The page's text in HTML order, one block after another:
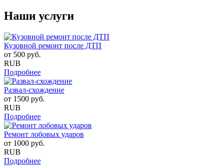
Наши услуги
Кузовной ремонт после ДТП
от 500 руб.
RUB
Подробнее
Развал-схождение
от 1500 руб.
RUB
Подробнее
Ремонт лобовых ударов
от 1000 руб.
RUB
Подробнее